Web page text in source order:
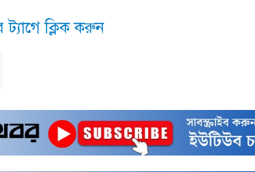
ট্যাগে ক্লিক করুন